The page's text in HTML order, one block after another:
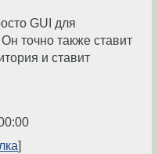
GUI для
точно также ставит
и ставит